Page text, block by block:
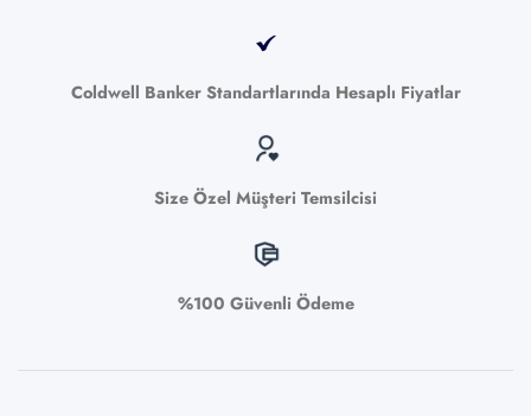
Coldwell Banker Standartlarında Hesaplı Fiyatlar
Size Özel Müşteri Temsilcisi
%100 Güvenli Ödeme